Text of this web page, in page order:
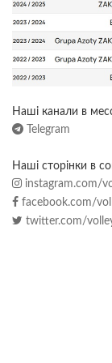
Наші канали в
Telegram
Наші сторінки в
instagram.com/
facebook.com/
twitter.com/